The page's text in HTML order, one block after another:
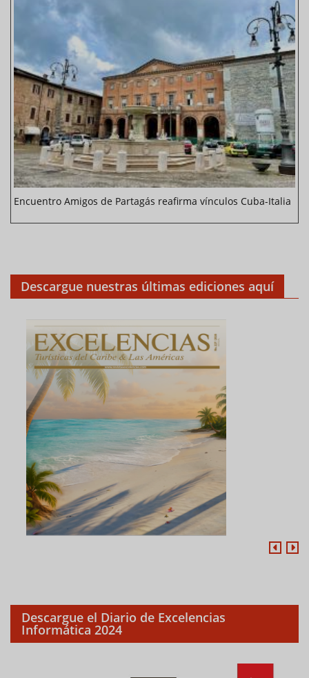
Encuentro Amigos de Partagás reafirma vínculos Cuba-Italia
Descargue nuestras últimas ediciones aquí
Descargue el Diario de Excelencias
Informática 2024